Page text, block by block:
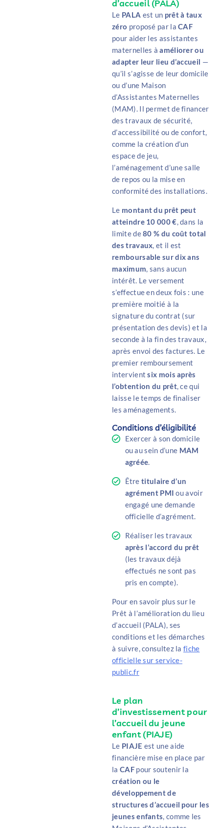
d’accueil (PALA)
Le PALA est un prêt à taux
zéro proposé par laCAF
pour aider les assistantes
maternelles àaméliorer ou
adapter leur lieu d’accueil —
qu’il s’agisse de leur domicile
ou d’une Maison
d’Assistantes Maternelles
(MAM). Il permet de financer
des travaux de sécurité,
d’accessibilité ou de confort,
comme la création d’un
espace de jeu,
l’aménagement d’une salle
de repos ou la mise en
conformité des installations.
Le montant du prêt peut
atteindre 10 000 €, dans la
limite de80 % du coût total
des travaux, et il est
remboursable surdix ans
maximum, sans aucun
intérêt. Le versement
s’effectue en deux fois : une
première moitié à la
signature du contrat (sur
présentation des devis) et la
seconde à la fin des travaux,
après envoi des factures. Le
premier remboursement
intervientsix mois après
l’obtention du prêt, ce qui
laisse le temps de finaliser
les aménagements.
Conditions d’éligibilité
Exercer à son domicile
ou au sein d’une MAM
agréée.
Êtretitulaire d’un
agrément PMI ou avoir
engagé une demande
officielle d’agrément.
Réaliser les travaux
après l’accord du prêt
(les travaux déjà
effectués ne sont pas
pris en compte).
Pour en savoir plus sur le
Prêt à l’amélioration du lieu
d’accueil (PALA), ses
conditions et les démarches
à suivre, consultez lafiche
officielle sur service-
public.fr
Le plan
d’investissement pour
l’accueil du jeune
enfant (PIAJE)
Le PIAJE est une aide
financière mise en place par
laCAFpour soutenir la
création ou le
développement de
structures d’accueil pour les
jeunes enfants, comme les